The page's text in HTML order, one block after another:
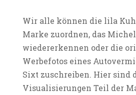
Wir alle können die lila
Marke zuordnen, das
wiedererkennen oder die
Werbefotos eines
Sixt zuschreiben. Hier sind
Visualisierungen Teil der